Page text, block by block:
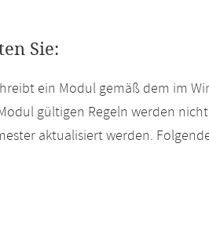
Sie:
ein Modul gemäß dem im
gültigen Regeln werden
aktualisiert werden.